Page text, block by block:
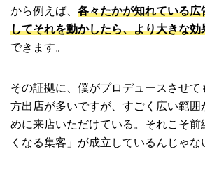
から例えば、 各々たかが知れている広
してそれを動かしたら、より大きな効
できます。
その証拠に、僕がプロデュースさせ
方出店が多いですが、すごく広い範囲
めに来店いただけている。それこそ前
くなる集客」が成立しているんじゃな